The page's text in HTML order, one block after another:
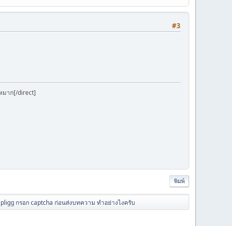
#3
มาก[/direct]
พิมพ์
pligg กรอก captcha ก่อนส่งบทความ ทำอย่างไงครับ